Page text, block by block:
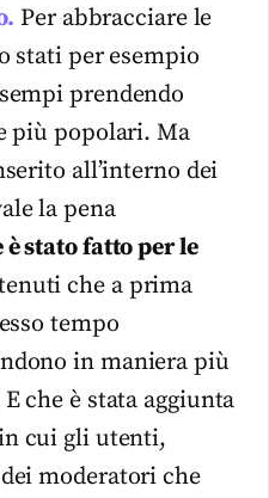
Per abbracciare le
stati per esempio
prendendo
più popolari. Ma
all’interno dei
la pena
è stato fatto per le
che a prima
tempo
in maniera più
che è stata aggiunta
cui gli utenti,
moderatori che